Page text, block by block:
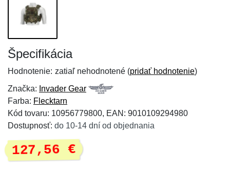
Špecifikácia
Hodnotenie: zatiaľ nehodnotené (pridať hodnotenie)
Značka: Invader Gear
Farba: Flecktarn
Kód tovaru: 10956779800, EAN: 9010109294980
Dostupnosť: do 10-14 dní od objednania
127,56 €